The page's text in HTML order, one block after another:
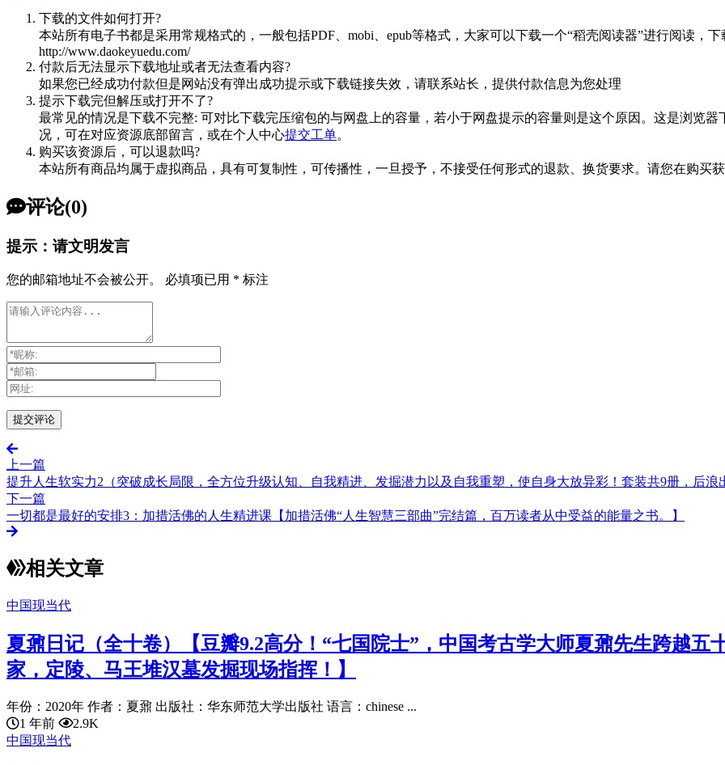
下载的文件如何打开?
本站所有电子书都是采用常规格式的，一般包括PDF、mobi、epub等格式，大家可以下载一个“稻壳阅读器”进行阅读，
http://www.daokeyuedu.com/
付款后无法显示下载地址或者无法查看内容?
如果您已经成功付款但是网站没有弹出成功提示或下载链接失效，请联系站长，提供付款信息为您处理
提示下载完但解压或打开不了?
最常见的情况是下载不完整: 可对比下载完压缩包的与网盘上的容量，若小于网盘提示的容量则是这个原因。这是浏览
况，可在对应资源底部留言，或在个人中心提交工单。
购买该资源后，可以退款吗?
本站所有商品均属于虚拟商品，具有可复制性，可传播性，一旦授予，不接受任何形式的退款、换货要求。请您在购买
评论(0)
提示：请文明发言
您的邮箱地址不会被公开。 必填项已用 * 标注
上一篇
提升人生软实力2（突破成长局限，全方位升级认知、自我精进、发掘潜力以及自我重塑，使自身大放异彩！套装共9册，后浪
下一篇
一切都是最好的安排3：加措活佛的人生精进课【加措活佛“人生智慧三部曲”完结篇，百万读者从中受益的能量之书。】
相关文章
中国现当代
夏鼐日记（全十卷）【豆瓣9.2高分！“七国院士”，中国考古学大师夏鼐先生跨越五
家，定陵、马王堆汉墓发掘现场指挥！】
年份：2020年 作者：夏鼐 出版社：华东师范大学出版社 语言：chinese ...
1 年前
2.9K
中国现当代